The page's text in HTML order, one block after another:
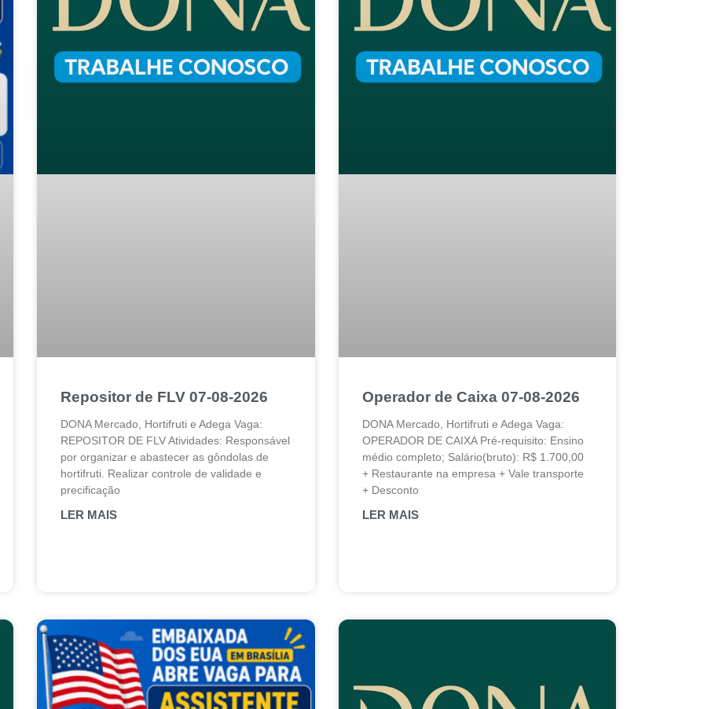
Repositor de FLV 07-08-2026
DONA Mercado, Hortifruti e Adega Vaga:
REPOSITOR DE FLV Atividades: Responsável
por organizar e abastecer as gôndolas de
hortifruti. Realizar controle de validade e
precificação
LER MAIS
Operador de Caixa 07-08-2026
DONA Mercado, Hortifruti e Adega Vaga:
OPERADOR DE CAIXA Pré-requisito: Ensino
médio completo; Salário(bruto): R$ 1.700,00
+ Restaurante na empresa + Vale transporte
+ Desconto
LER MAIS